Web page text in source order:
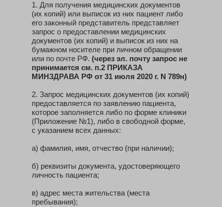
1. Для получения медицинских документов
(их копий) или выписок из них пациент либо
его законный представитель представляет
запрос о предоставлении медицинских
документов (их копий) и выписок из них на
бумажном носителе при личном обращении
или по почте РФ. (через эл. почту запрос не
принимается см. п.2 ПРИКАЗА
МИНЗДРАВА РФ от 31 июля 2020 г. N 789н)
2. Запрос медицинских документов (их копий)
предоставляется по заявлению пациента,
которое заполняется либо по форме клиники
(Приложение №1), либо в свободной форме,
с указанием всех данных:
а) фамилия, имя, отчество (при наличии);
б) реквизиты документа, удостоверяющего
личность пациента;
в) адрес места жительства (места
пребывания);